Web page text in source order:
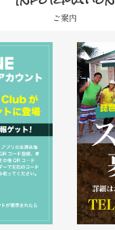
ご案内